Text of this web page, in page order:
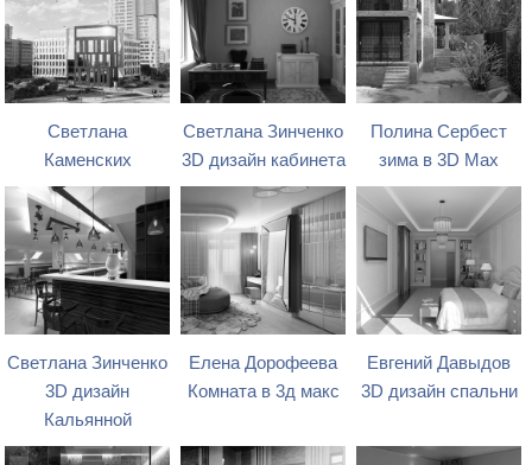
Светлана
Каменских
Светлана Зинченко
3D дизайн кабинета
Полина Сербест
зима в 3D Max
Светлана Зинченко
3D дизайн
Кальянной
Елена Дорофеева
Комната в 3д макс
Евгений Давыдов
3D дизайн спальни